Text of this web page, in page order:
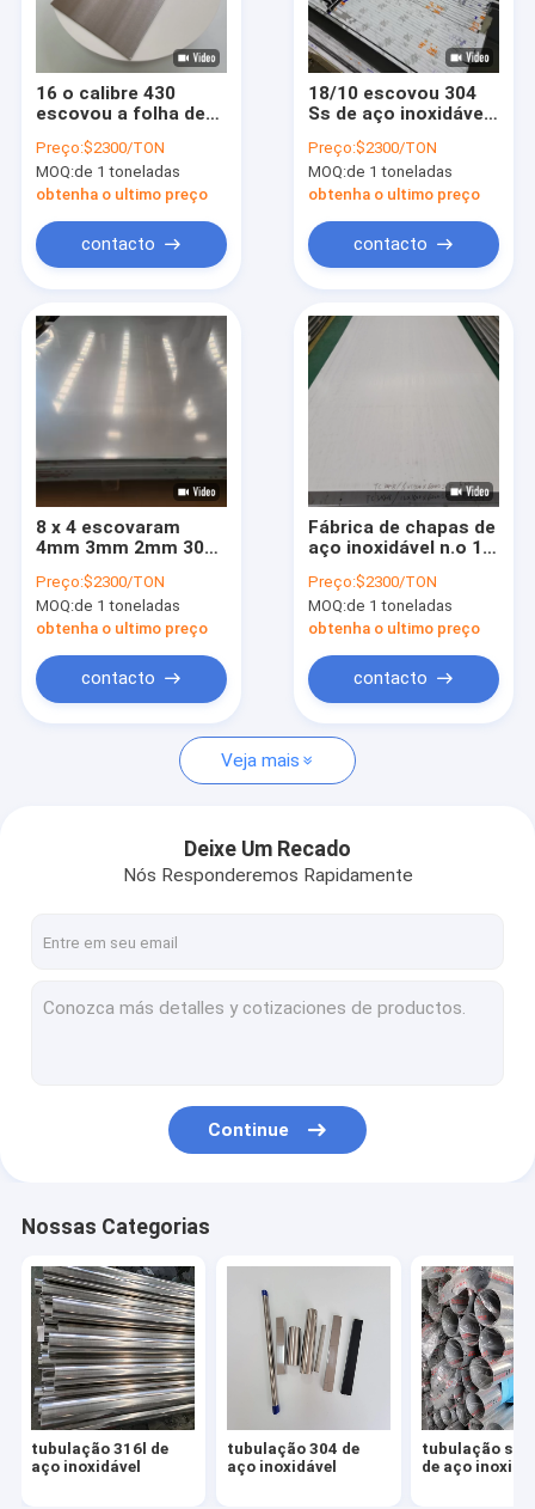
Produtos
Vídeos
Sobre nós
Visita à fábrica
Solicite um orçamento
tubulação 316l de aço inoxidável
tubulação 304 de aço inoxidável
os ss sem emenda conduzem
Folha de metal de aço inoxidável
folha de aço inoxidável do espelho
Tubulação da liga de alumínio
Folha da liga de alumínio
Bobina da liga de alumínio
encaixes de aço inoxidável
16 o calibre 430
escovou a folha de
milímetro de
revestimento No.4
grosso laminado
Preço:$2300/TON
MOQ:de 1 toneladas
obtenha o ultimo preço
contacto
18/10 escovou 304
Ss de aço inoxidável
inoxidável escovada
folha do
revestimento
Preço:$2300/TON
MOQ:de 1 toneladas
obtenha o ultimo preço
contacto
8 x 4 escovaram
4mm 3mm 2mm 304
inoxidável 2b termina
a placa 310 Ss316
Preço:$2300/TON
MOQ:de 1 toneladas
obtenha o ultimo preço
contacto
Fábrica de chapas de
aço inoxidável n.o 1
espessura de 6 mm
Astm 310 304 316
Preço:$2300/TON
MOQ:de 1 toneladas
obtenha o ultimo preço
contacto
Veja mais
Deixe Um Recado
Nós Responderemos Rapidamente
Continue
Nossas Categorias
tubulação 316l de
aço inoxidável
tubulação 304 de
aço inoxidável
tubulação
de aço